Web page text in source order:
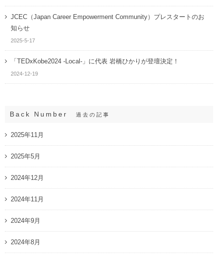
JCEC（Japan Career Empowerment Community）プレスタートのお
知らせ
2025-5-17
「TEDxKobe2024 -Local-」に代表 岩橋ひかりが登壇決定！
2024-12-19
Back Number 過去の記事
2025年11月
2025年5月
2024年12月
2024年11月
2024年9月
2024年8月